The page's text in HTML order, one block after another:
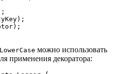
LowerCase можно использовать
применения декоратора: